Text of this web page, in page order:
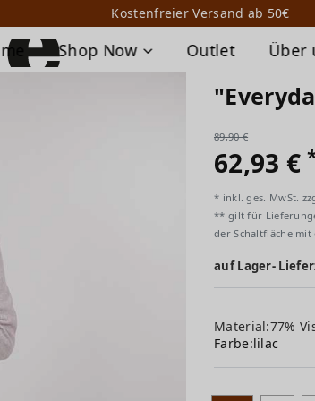
Kostenfreier Versand ab 50€
Shop Now Outlet Über
89,90 €
62,93 €
* inkl. ges. MwSt.
** gilt für
der Schaltfläche
auf Lager-
Material:77%
Farbe:lilac